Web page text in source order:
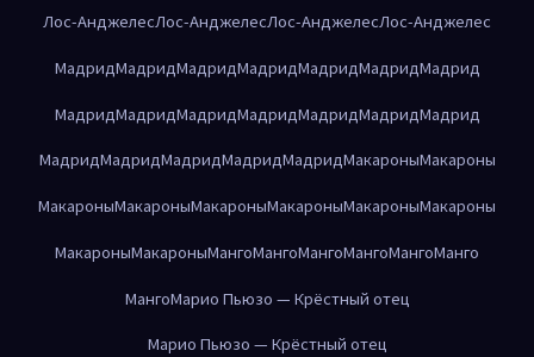
Лос-АнджелесЛос-АнджелесЛос-АнджелесЛос-Анджелес
МадридМадридМадридМадридМадридМадридМадрид
МадридМадридМадридМадридМадридМадридМадрид
МадридМадридМадридМадридМадридМакароныМакароны
МакароныМакароныМакароныМакароныМакароныМакароны
МакароныМакароныМангоМангоМангоМангоМангоМанго
МангоМарио Пьюзо — Крёстный отец
Марио Пьюзо — Крёстный отец